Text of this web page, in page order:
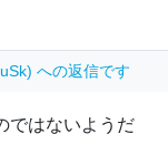
への返信です
ではないようだ